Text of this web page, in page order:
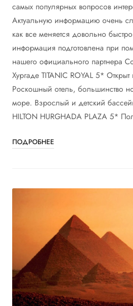
самых популярных вопросов
Актуальную информацию очень
как все меняется довольно
информация подготовлена при
нашего официального партнера
Хургаде TITANIC ROYAL 5*
Роскошный отель, большинство
море. Взрослый и детский
HILTON HURGHADA PLAZA 5*
ПОДРОБНЕЕ